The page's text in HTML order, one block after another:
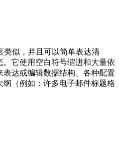
类似，并且可以简单表达清
它使用空白符号缩进和大量依
达或编辑数据结构、各种配置
（例如：许多电子邮件标题格